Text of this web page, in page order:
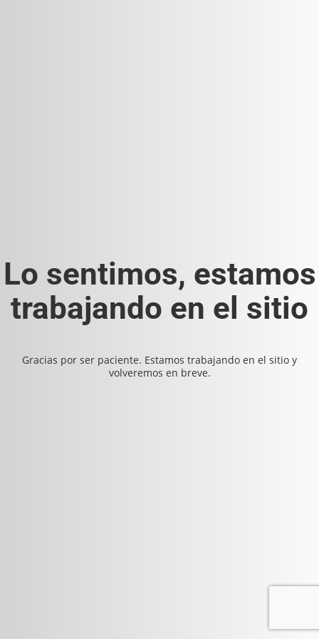
Lo sentimos, estamos
trabajando en el sitio
Gracias por ser paciente. Estamos trabajando en el sitio y
volveremos en breve.